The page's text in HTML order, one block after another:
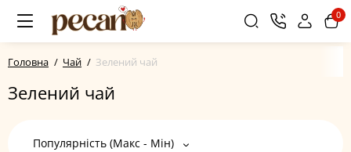
0
Головна Чай Зелений чай
Зелений чай
Популярність (Макс - Мін)